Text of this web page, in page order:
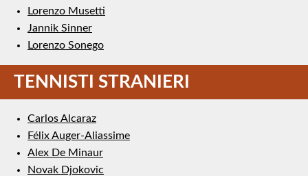
Lorenzo Musetti
Jannik Sinner
Lorenzo Sonego
TENNISTI STRANIERI
Carlos Alcaraz
Félix Auger-Aliassime
Alex De Minaur
Novak Djokovic